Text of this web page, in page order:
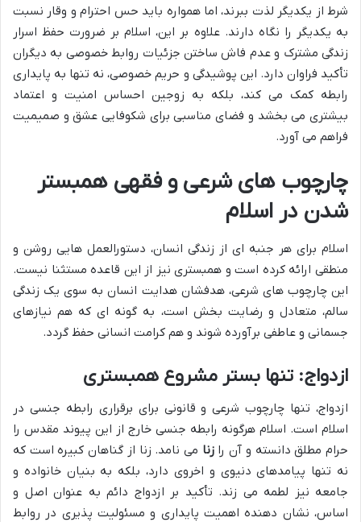
شرط از یکدیگر لذت ببرند، اما همواره باید حس احترام و وقار نسبت
به یکدیگر را نگاه دارند. علاوه بر این، اسلام بر ضرورت حفظ اسرار
زندگی مشترک و عدم فاش ساختن جزئیات روابط خصوصی به دیگران
تأکید فراوان دارد. این پوشیدگی و حریم خصوصی، نه تنها به پایداری
رابطه کمک می کند، بلکه به زوجین احساس امنیت و اعتماد
بیشتری می بخشد و فضای مناسبی برای شکوفایی عشق و صمیمیت
فراهم می آورد.
چارچوب های شرعی و فقهی همبستر
شدن در اسلام
اسلام برای هر جنبه ای از زندگی انسان، دستورالعمل هایی روشن و
منطقی ارائه کرده است و همبستری نیز از این قاعده مستثنا نیست.
این چارچوب های شرعی، هدفشان هدایت انسان به سوی یک زندگی
سالم، متعادل و رضایت بخش است، به گونه ای که هم نیازهای
جسمانی و عاطفی برآورده شوند و هم کرامت انسانی حفظ گردد.
ازدواج: تنها بستر مشروع همبستری
ازدواج، تنها چارچوب شرعی و قانونی برای برقراری رابطه جنسی در
اسلام است. اسلام هرگونه رابطه جنسی خارج از این پیوند مقدس را
حرام مطلق دانسته و آن رازنا می نامد. زنا از گناهان کبیره است که
نه تنها پیامدهای دنیوی و اخروی دارد، بلکه به بنیان خانواده و
جامعه نیز لطمه می زند. تأکید بر ازدواج دائم به عنوان اصل و
اساس، نشان دهنده اهمیت پایداری و مسئولیت پذیری در روابط